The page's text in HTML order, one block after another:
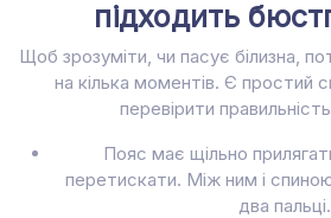
підходить
Щоб зрозуміти, чи пасує білизна,
на кілька моментів. Є простий
перевірити
Пояс має щільно
перетискати. Між ним і
два пальці.